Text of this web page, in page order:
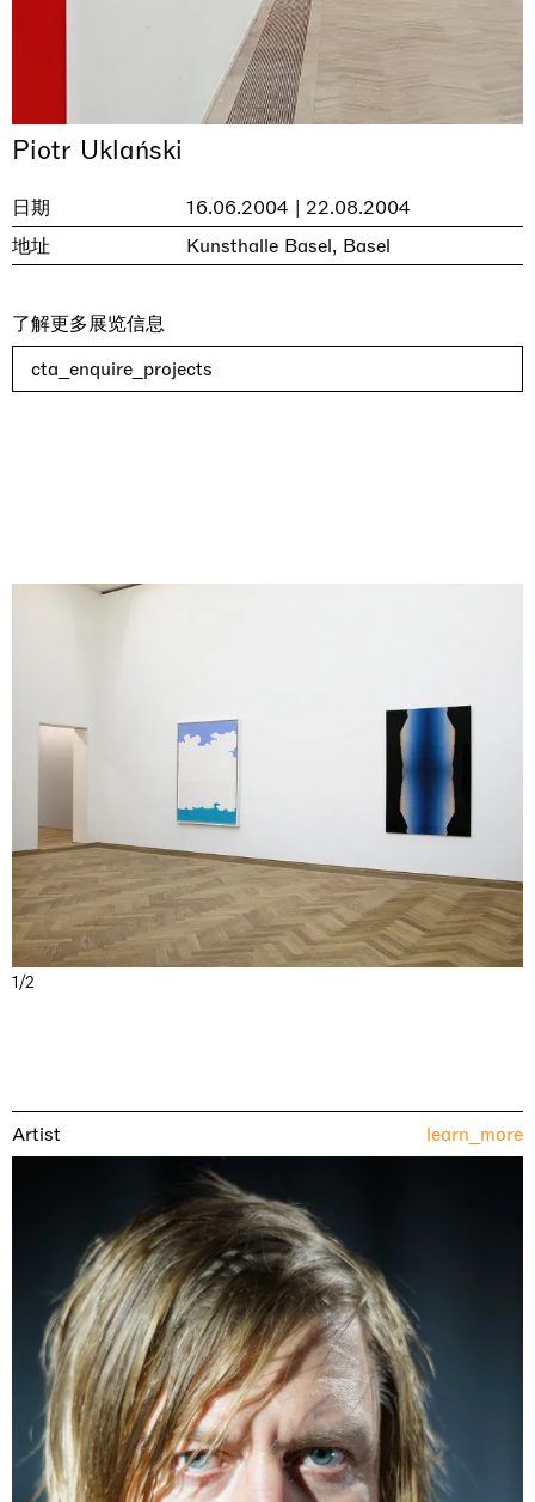
Piotr Uklański
日期
16.06.2004 | 22.08.2004
地址
Kunsthalle Basel, Basel
了解更多展览信息
cta_enquire_projects
1/2
Artist learn_more